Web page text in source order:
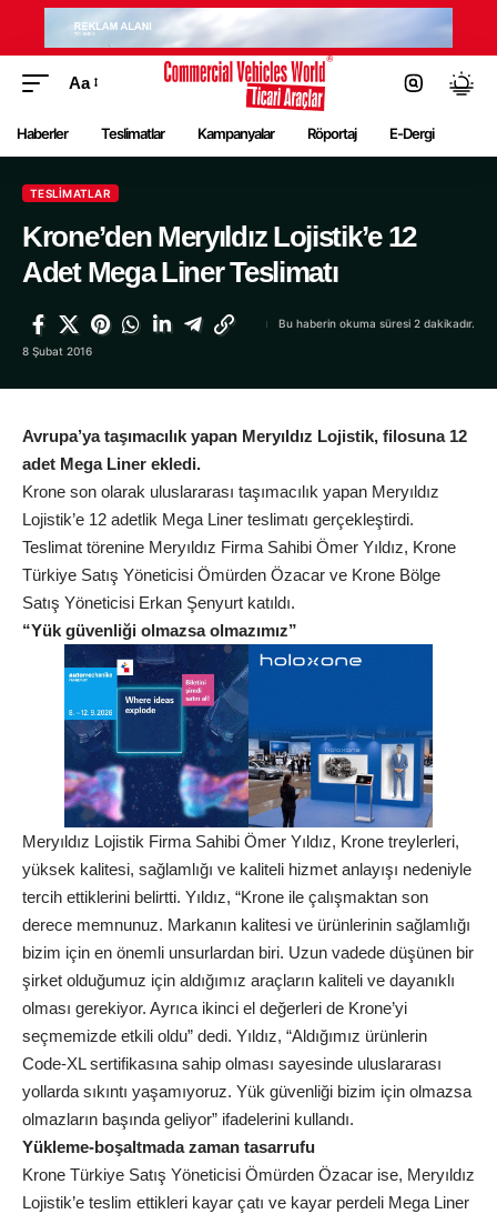
Aa
Haberler Teslimatlar Kampanyalar Röportaj E-Dergi
TESLIMATLAR
Krone’den Meryıldız Lojistik’e 12
Adet Mega Liner Teslimatı
8 Şubat 2016
Bu haberin okuma süresi 2 dakikadır.
Avrupa’ya taşımacılık yapan Meryıldız Lojistik, filosuna 12
adet Mega Liner ekledi.
Krone son olarak uluslararası taşımacılık yapan Meryıldız
Lojistik’e 12 adetlik Mega Liner teslimatı gerçekleştirdi.
Teslimat törenine Meryıldız Firma Sahibi Ömer Yıldız, Krone
Türkiye Satış Yöneticisi Ömürden Özacar ve Krone Bölge
Satış Yöneticisi Erkan Şenyurt katıldı.
“Yük güvenliği olmazsa olmazımız”
Meryıldız Lojistik Firma Sahibi Ömer Yıldız, Krone treylerleri,
yüksek kalitesi, sağlamlığı ve kaliteli hizmet anlayışı nedeniyle
tercih ettiklerini belirtti. Yıldız, “Krone ile çalışmaktan son
derece memnunuz. Markanın kalitesi ve ürünlerinin sağlamlığı
bizim için en önemli unsurlardan biri. Uzun vadede düşünen bir
şirket olduğumuz için aldığımız araçların kaliteli ve dayanıklı
olması gerekiyor. Ayrıca ikinci el değerleri de Krone’yi
seçmemizde etkili oldu” dedi. Yıldız, “Aldığımız ürünlerin
Code-XL sertifikasına sahip olması sayesinde uluslararası
yollarda sıkıntı yaşamıyoruz. Yük güvenliği bizim için olmazsa
olmazların başında geliyor” ifadelerini kullandı.
Yükleme-boşaltmada zaman tasarrufu
Krone Türkiye Satış Yöneticisi Ömürden Özacar ise, Meryıldız
Lojistik’e teslim ettikleri kayar çatı ve kayar perdeli Mega Liner